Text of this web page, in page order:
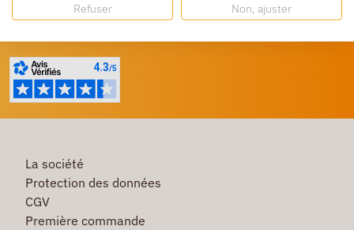
Besoin d'aide ?
La société
Protection des données
CGV
Première commande
Refuser Non, ajuster